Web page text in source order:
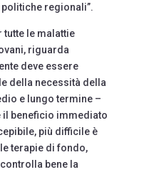
regionali”.
tutte le malattie
riguarda
deve essere
della necessità della
e lungo termine –
il beneficio immediato
più difficile è
terapie di fondo,
bene la